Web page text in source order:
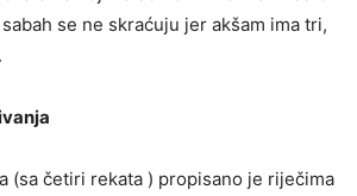
se ne skraćuju jer akšam ima tri,
(sa četiri rekata ) propisano je riječima